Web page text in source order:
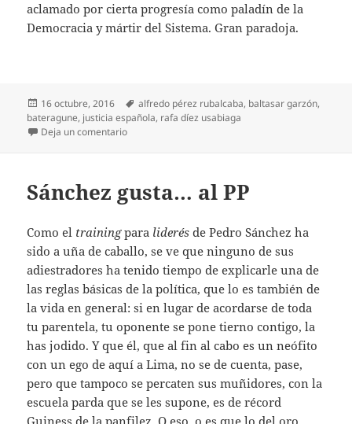
aclamado por cierta progresía como paladín de la
Democracia y mártir del Sistema. Gran paradoja.
Publicado
el
16 octubre, 2016 Etiquetas
alfredo pérez rubalcaba, baltasar garzón,
bateragune, justicia española, rafa díez usabiaga
Deja un comentarioen El último de Bateragune
Sánchez gusta… al PP
Como el trainingpara liderés de Pedro Sánchez ha
sido a uña de caballo, se ve que ninguno de sus
adiestradores ha tenido tiempo de explicarle una de
las reglas básicas de la política, que lo es también de
la vida en general: si en lugar de acordarse de toda
tu parentela, tu oponente se pone tierno contigo, la
has jodido. Y que él, que al fin al cabo es un neófito
con un ego de aquí a Lima, no se de cuenta, pase,
pero que tampoco se percaten sus muñidores, con la
escuela parda que se les supone, es de récord
Guiness de la panfilez. O eso, o es que lo del oro